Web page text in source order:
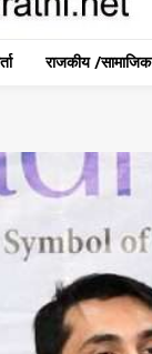
राजकीय /सामाजिक